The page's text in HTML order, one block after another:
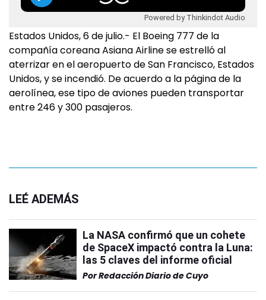
Powered by Thinkindot Audio
Estados Unidos, 6 de julio.- El Boeing 777 de la
compañía coreana Asiana Airline se estrelló al
aterrizar en el aeropuerto de San Francisco, Estados
Unidos, y se incendió. De acuerdo a la página de la
aerolínea, ese tipo de aviones pueden transportar
entre 246 y 300 pasajeros.
LEÉ ADEMÁS
La NASA confirmó que un cohete
de SpaceX impactó contra la Luna:
las 5 claves del informe oficial
PorRedacción Diario de Cuyo